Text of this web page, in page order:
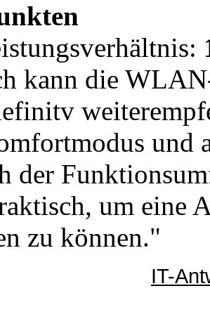
kann die
und
der
um eine
zu können."
IT-